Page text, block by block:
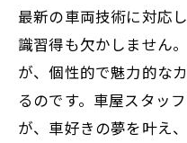
最新の車両技術に対応
識習得も欠かしません
が、個性的で魅力的な
るのです。車屋スタッ
が、車好きの夢を叶え